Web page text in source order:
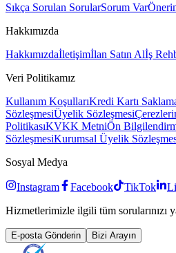
Sıkça Sorulan SorularSorum Var
Hakkımızda
Hakkımızdaİletişimİlan Satın Alİş
Veri Politikamız
Kullanım KoşullarıKredi Kartı
SözleşmesiÜyelik Sözleşmesi
PolitikasıKVKK MetniÖn
SözleşmesiKurumsal Üyelik
Sosyal Medya
Instagram Facebook TikTok
Hizmetlerimizle ilgili tüm sorularınızı
E-posta Gönderin Bizi Arayın